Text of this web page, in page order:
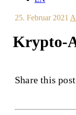
25. Februar 2021
Krypto-
Share this post